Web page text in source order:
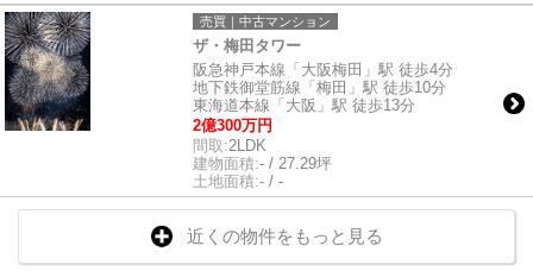
売買｜中古マンション
ザ・梅田タワー
阪急神戸本線「大阪梅田」駅 徒歩4分
地下鉄御堂筋線「梅田」駅 徒歩10分
東海道本線「大阪」駅 徒歩13分
2億300万円
間取:2LDK
建物面積:- / 27.29坪
土地面積:- / -
近くの物件をもっと見る